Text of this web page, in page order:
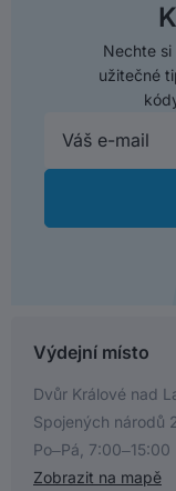
Nechte si
užitečné
Výdejní místo
Dvůr Králové nad
Spojených národů
Po–Pá, 7:00–15:00
Zobrazit na mapě